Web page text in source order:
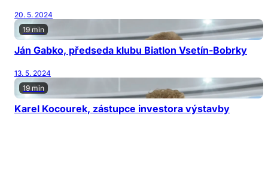
20. 5. 2024
19 min
Ján Gabko, předseda klubu Biatlon Vsetín-Bobrky
13. 5. 2024
19 min
Karel Kocourek, zástupce investora výstavby